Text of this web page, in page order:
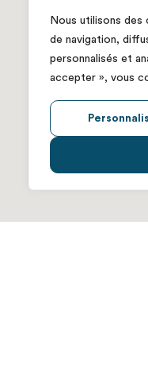
Nous utilisons
de navigation,
personnalisés et
accepter », vous